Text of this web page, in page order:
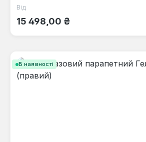
Звичайна ціна:
Від
15 498,00 ₴
В наявності